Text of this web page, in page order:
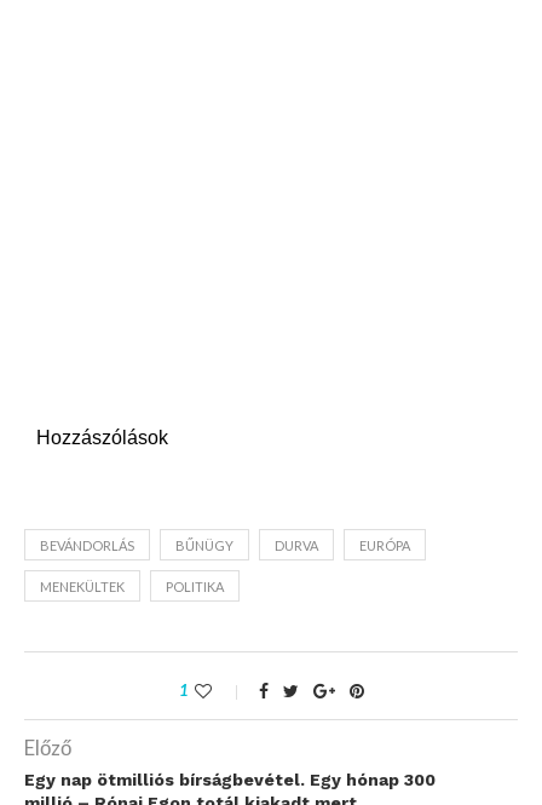
Hozzászólások
BEVÁNDORLÁS BŰNÜGY DURVA EURÓPA
MENEKÜLTEK POLITIKA
1
Előző
Egy nap ötmilliós bírságbevétel. Egy hónap 300